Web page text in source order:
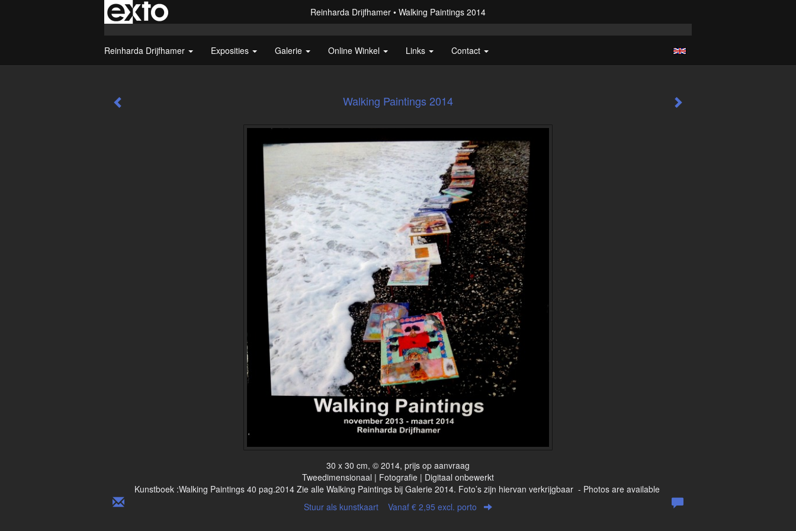
Reinharda Drijfhamer Walking Paintings 2014
Reinharda Drijfhamer Exposities Galerie Online Winkel Links Contact
Walking Paintings 2014
30 x 30 cm, © 2014, prijs op aanvraag
Tweedimensionaal | Fotografie | Digitaal onbewerkt
Kunstboek :Walking Paintings 40 pag.2014 Zie alle Walking Paintings bij Galerie 2014. Foto’s zijn hiervan verkrijgbaar - Photos are available
Stuur als kunstkaart Vanaf € 2,95 excl. porto